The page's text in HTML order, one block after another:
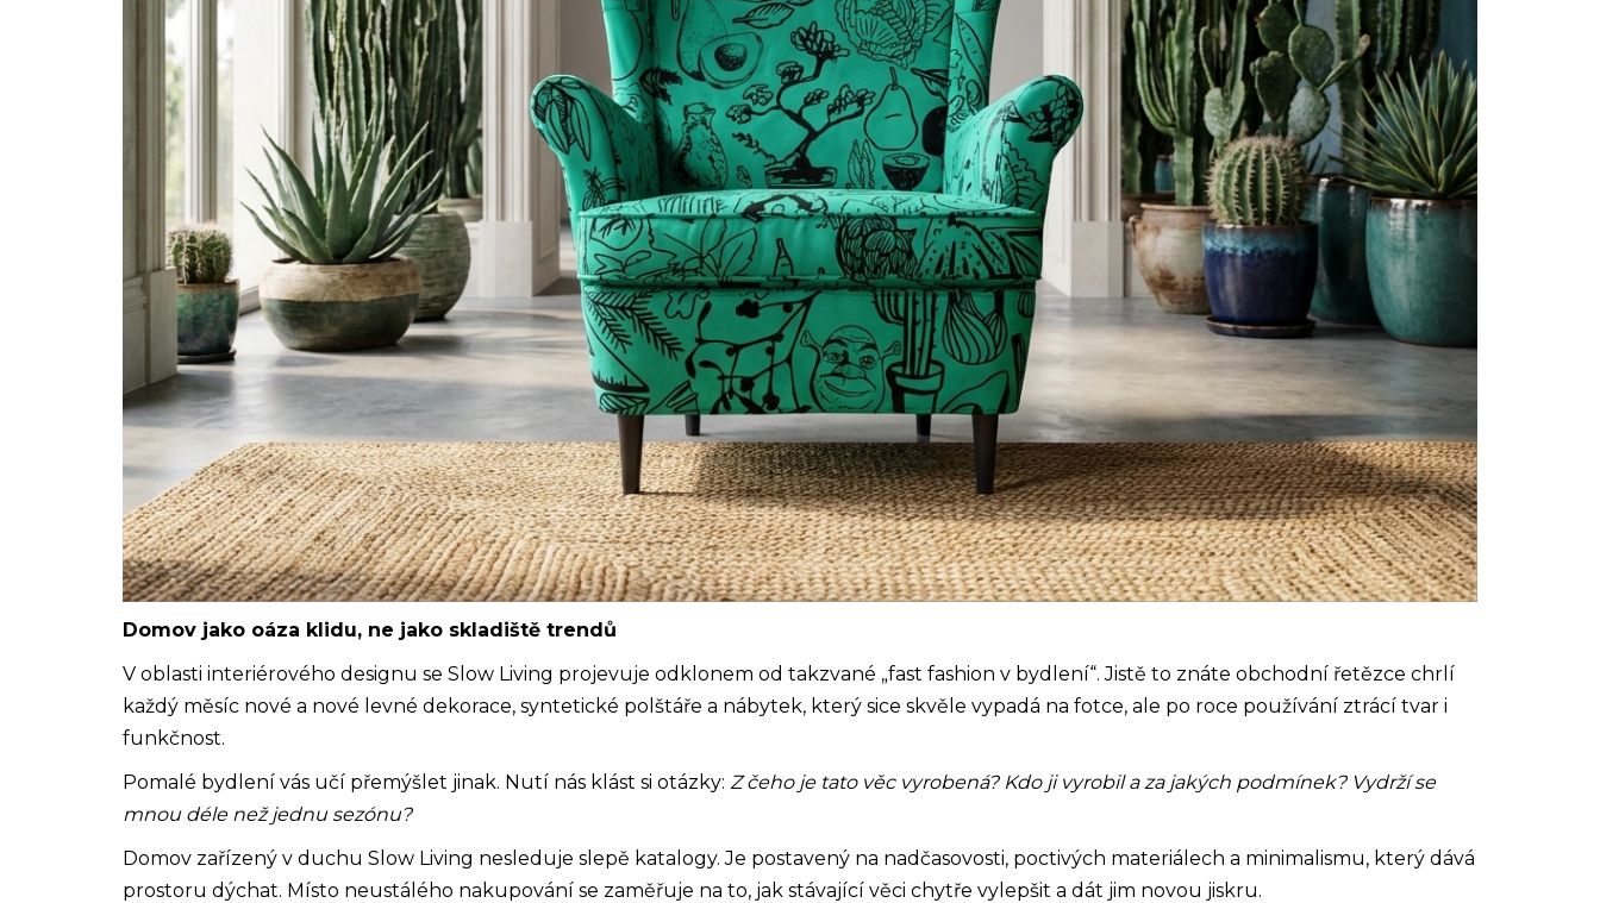
Domov jako oáza klidu, ne jako skladiště trendů
V oblasti interiérového designu se Slow Living projevuje odklonem od takzvané „fast fashion v bydlení“. Jistě to znáte obchodní řetězce chrlí
každý měsíc nové a nové levné dekorace, syntetické polštáře a nábytek, který sice skvěle vypadá na fotce, ale po roce používání ztrácí tvar i
funkčnost.
Pomalé bydlení vás učí přemýšlet jinak. Nutí nás klást si otázky: Z čeho je tato věc vyrobená? Kdo ji vyrobil a za jakých podmínek? Vydrží se
mnou déle než jednu sezónu?
Domov zařízený v duchu Slow Living nesleduje slepě katalogy. Je postavený na nadčasovosti, poctivých materiálech a minimalismu, který dává
prostoru dýchat. Místo neustálého nakupování se zaměřuje na to, jak stávající věci chytře vylepšit a dát jim novou jiskru.